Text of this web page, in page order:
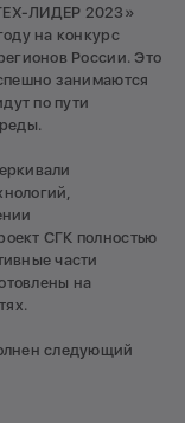
ЛИДЕР 2023»
на конкурс
России. Это
занимаются
по пути
СГК полностью
части
на
следующий